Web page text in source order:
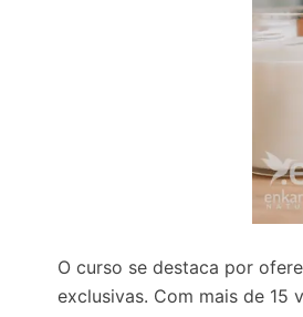
O curso se destaca por
exclusivas. Com mais de 15